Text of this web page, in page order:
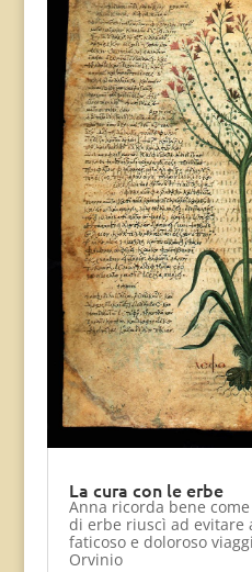
La cura con le erbe
Anna ricorda bene
di erbe riuscì ad evitare
faticoso e doloroso
Orvinio